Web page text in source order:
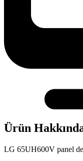
Ürün
LG 65UH600V panel